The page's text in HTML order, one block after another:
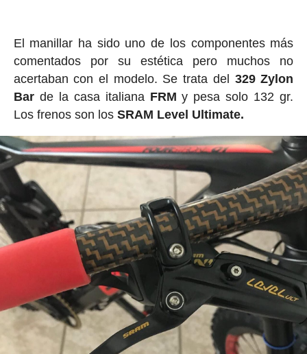
El manillar ha sido uno de los componentes más
comentados por su estética pero muchos no
acertaban con el modelo. Se trata del 329 Zylon
Bar de la casa italiana FRM y pesa solo 132 gr.
Los frenos son los SRAM Level Ultimate.